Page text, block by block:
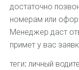
достаточно
номерам или
Менеджер даст
примет у вас
теги: личный